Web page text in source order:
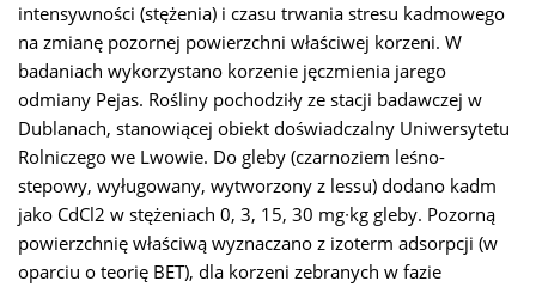
intensywności (stężenia) i czasu trwania stresu kadmowego
na zmianę pozornej powierzchni właściwej korzeni. W
badaniach wykorzystano korzenie jęczmienia jarego
odmiany Pejas. Rośliny pochodziły ze stacji badawczej w
Dublanach, stanowiącej obiekt doświadczalny Uniwersytetu
Rolniczego we Lwowie. Do gleby (czarnoziem leśno-
stepowy, wyługowany, wytworzony z lessu) dodano kadm
jako CdCl2 w stężeniach 0, 3, 15, 30 mg∙kg gleby. Pozorną
powierzchnię właściwą wyznaczano z izoterm adsorpcji (w
oparciu o teorię BET), dla korzeni zebranych w fazie